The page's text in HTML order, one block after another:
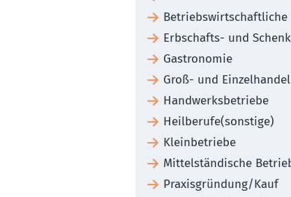
Betriebswirtschaftliche
Erbschafts- und
Gastronomie
Groß- und Einzelhandel
Handwerksbetriebe
Heilberufe(sonstige)
Kleinbetriebe
Mittelständische
Praxisgründung/Kauf